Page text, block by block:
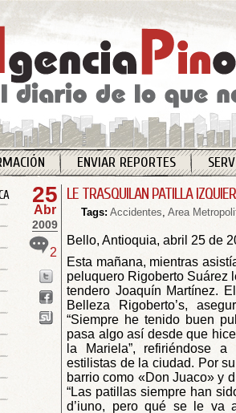
ENVIAR REPORTES
25
Abr
2009
2
LE TRASQUILAN PATILLA
Tags: Accidentes, Area
Bello, Antioquia, abril 25 de
Esta mañana, mientras
peluquero Rigoberto Suárez
tendero Joaquín Martínez.
Belleza Rigoberto’s,
“Siempre he tenido buen
pasa algo así desde que
la Mariela”, refiriéndose
estilistas de la ciudad. Por
barrio como «Don Juaco» y
“Las patillas siempre han
d’iuno, pero qué se le va